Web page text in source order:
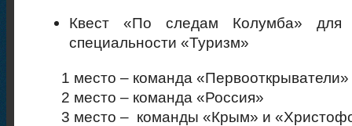
Квест «По следам Колумба» для
специальности «Туризм»
1 место – команда «Первооткрыватели»
2 место – команда «Россия»
3 место – команды «Крым» и